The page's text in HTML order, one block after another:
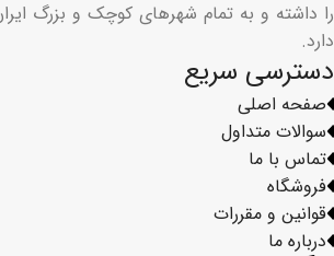
فروشگاه
قوانین و مقررات
درباره ما
دسترسی سریع
صفحه اصلی
سوالات متداول
تماس با ما
را داشته و به تمام شهرهای کوچک و بزرگ
دارد.